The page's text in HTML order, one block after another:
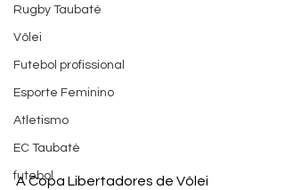
Rugby Taubaté
Vôlei
Futebol profissional
Esporte Feminino
Atletismo
EC Taubaté
futebol
A Copa Libertadores de Vôlei